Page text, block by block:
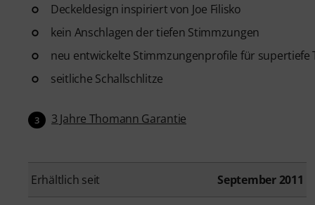
Deckeldesign inspiriert von Joe Filisko
kein Anschlagen der tiefen Stimmzungen
neu entwickelte Stimmzungenprofile für supertiefe
seitliche Schallschlitze
3 3 Jahre Thomann Garantie
Erhältlich seit September 2011